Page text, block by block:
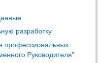
разработку
профессиональных
Руководителя"